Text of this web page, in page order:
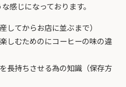
感じになっております。
してからお店に並ぶまで）
しむためのにコーヒーの味の違
長持ちさせる為の知識（保存方